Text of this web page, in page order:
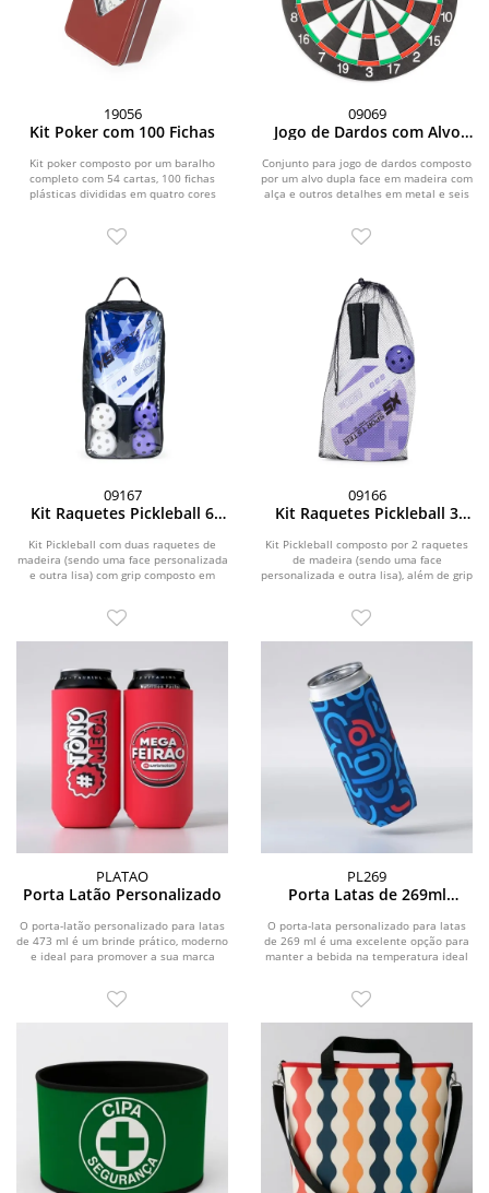
19056
Kit Poker com 100 Fichas
Kit poker composto por um baralho
completo com 54 cartas, 100 fichas
plásticas divididas em quatro cores
09069
Jogo de Dardos com Alvo
Conjunto para jogo de dardos composto
por um alvo dupla face em madeira com
alça e outros detalhes em metal e seis
09167
Kit Raquetes Pickleball 6
Kit Pickleball com duas raquetes de
madeira (sendo uma face personalizada
e outra lisa) com grip composto em
09166
Kit Raquetes Pickleball 3
Kit Pickleball composto por 2 raquetes
de madeira (sendo uma face
personalizada e outra lisa), além de grip
PLATAO
Porta Latão Personalizado
O porta-latão personalizado para latas
de 473 ml é um brinde prático, moderno
e ideal para promover a sua marca
PL269
Porta Latas de 269ml
O porta-lata personalizado para latas
de 269 ml é uma excelente opção para
manter a bebida na temperatura ideal